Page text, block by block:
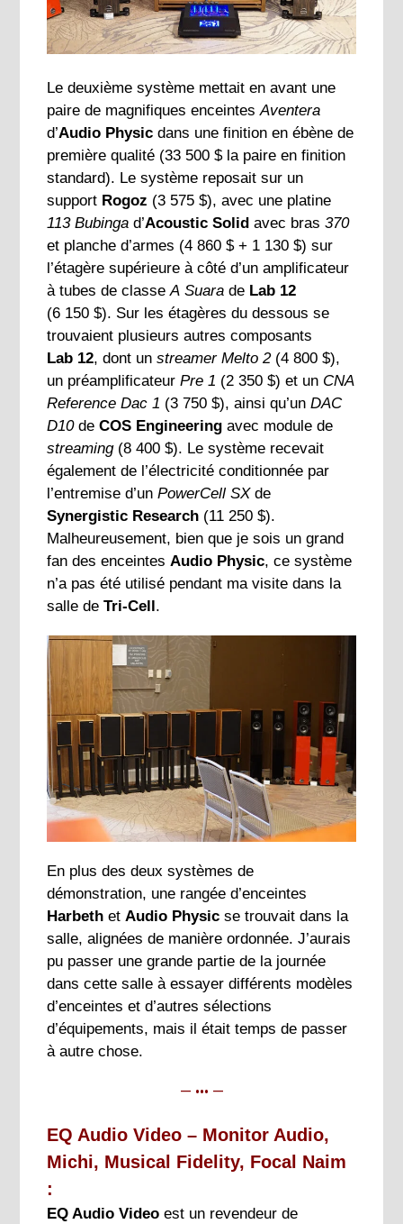
Le deuxième système mettait en avant une
paire de magnifiques enceintesAventera
d’Audio Physic dans une finition en ébène de
première qualité (33 500 $ la paire en finition
standard). Le système reposait sur un
support Rogoz (3 575 $), avec une platine
113 Bubinga d’Acoustic Solid avec bras370
et planche d’armes (4 860 $ + 1 130 $) sur
l’étagère supérieure à côté d’un amplificateur
à tubes de classeA Suara de Lab 12
(6 150 $). Sur les étagères du dessous se
trouvaient plusieurs autres composants
Lab 12, dont unstreamer Melto 2(4 800 $),
un préamplificateurPre 1 (2 350 $) et un CNA
Reference Dac 1 (3 750 $), ainsi qu’unDAC
D10deCOS Engineering avec module de
streaming(8 400 $). Le système recevait
également de l’électricité conditionnée par
l’entremise d’unPowerCell SXde
Synergistic Research (11 250 $).
Malheureusement, bien que je sois un grand
fan des enceintesAudio Physic, ce système
n’a pas été utilisé pendant ma visite dans la
salle deTri-Cell .
En plus des deux systèmes de
démonstration, une rangée d’enceintes
Harbeth etAudio Physicse trouvait dans la
salle, alignées de manière ordonnée. J’aurais
pu passer une grande partie de la journée
dans cette salle à essayer différents modèles
d’enceintes et d’autres sélections
d’équipements, mais il était temps de passer
à autre chose.
— ••• —
EQ Audio Video – Monitor Audio,
Michi, Musical Fidelity, Focal Naim
:
EQ Audio Video est un revendeur de